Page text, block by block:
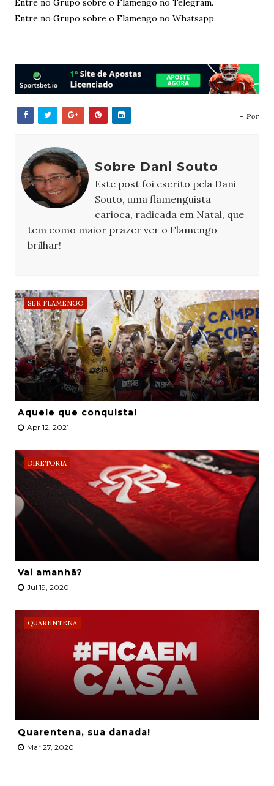
Entre no Grupo sobre o Flamengo no Telegram.
Entre no Grupo sobre o Flamengo no Whatsapp.
- Por
Sobre Dani Souto
Este post foi escrito pela Dani
Souto, uma flamenguista
carioca, radicada em Natal, que
tem como maior prazer ver o Flamengo
brilhar!
SER FLAMENGO
Aquele que conquista!
Apr 12, 2021
DIRETORIA
Vai amanhã?
Jul 19, 2020
QUARENTENA
Quarentena, sua danada!
Mar 27, 2020